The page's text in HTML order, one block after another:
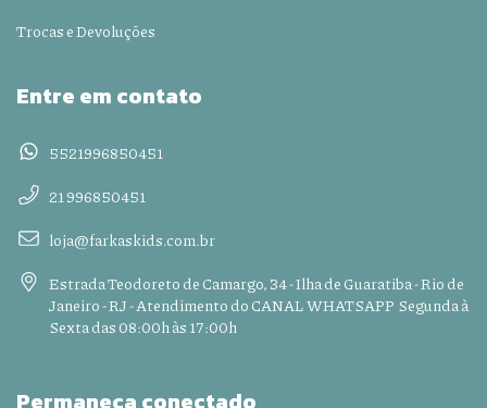
Trocas e Devoluções
Entre em contato
5521996850451
21 996850451
loja@farkaskids.com.br
Estrada Teodoreto de Camargo, 34 - Ilha de Guaratiba - Rio de
Janeiro - RJ - Atendimento do CANAL WHATSAPP Segunda à
Sexta das 08:00h às 17:00h
Permaneça conectado